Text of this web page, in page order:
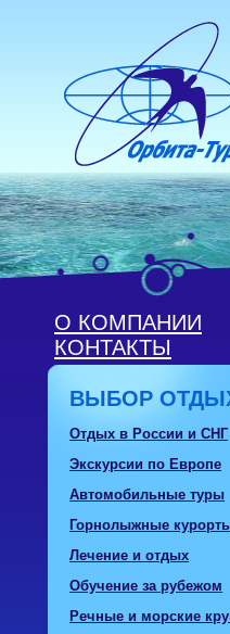
О КОМПАНИИ
КОНТАКТЫ
ВЫБОР
Отдых в России и СНГ
Экскурсии по Европе
Автомобильные туры
Горнолыжные
Лечение и отдых
Обучение за рубежом
Речные и морские